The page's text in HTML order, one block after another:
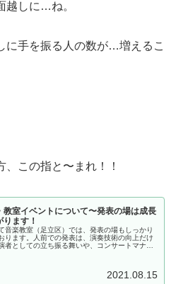
越しに…ね。
に手を振る人の数が…増えるこ
この指と〜まれ！！
教室イベントについて〜発表の場は成長
ります！
音楽教室（足立区）では、発表の場もしっかり
ります。人前での発表は、演奏技術の向上だけ
者としての立ち振る舞いや、コンサートマナー
2021.08.15